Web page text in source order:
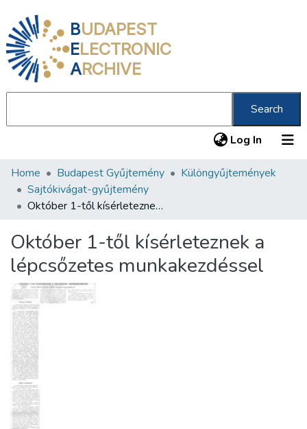
BUDAPEST
ELECTRONIC
ARCHIVE
Search
Log In (current)
Communities & Collections
All of DSpace
About us
Home Budapest Gyűjtemény
Különgyűjtemények
Sajtókivágat-gyűjtemény
Október 1-től kísérleteznek a lépcsőzetes munkakezdéssel
Október 1-től kísérleteznek a
lépcsőzetes munkakezdéssel